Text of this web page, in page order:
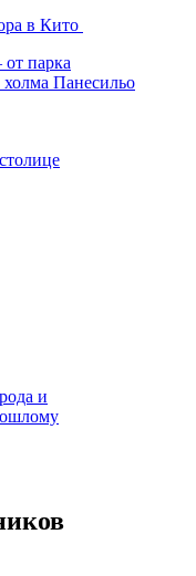
в Кито
парка
Панесильо
и